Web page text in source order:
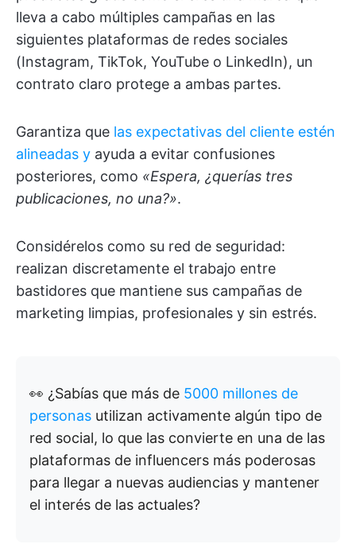
lleva a cabo múltiples campañas en las
siguientes plataformas de redes sociales
(Instagram, TikTok, YouTube o LinkedIn), un
contrato claro protege a ambas partes.
Garantiza que las expectativas del cliente estén
alineadas y ayuda a evitar confusiones
posteriores, como «Espera, ¿querías tres
publicaciones, no una?».
Considérelos como su red de seguridad:
realizan discretamente el trabajo entre
bastidores que mantiene sus campañas de
marketing limpias, profesionales y sin estrés.
👀 ¿Sabías que más de 5000 millones de
personas utilizan activamente algún tipo de
red social, lo que las convierte en una de las
plataformas de influencers más poderosas
para llegar a nuevas audiencias y mantener
el interés de las actuales?